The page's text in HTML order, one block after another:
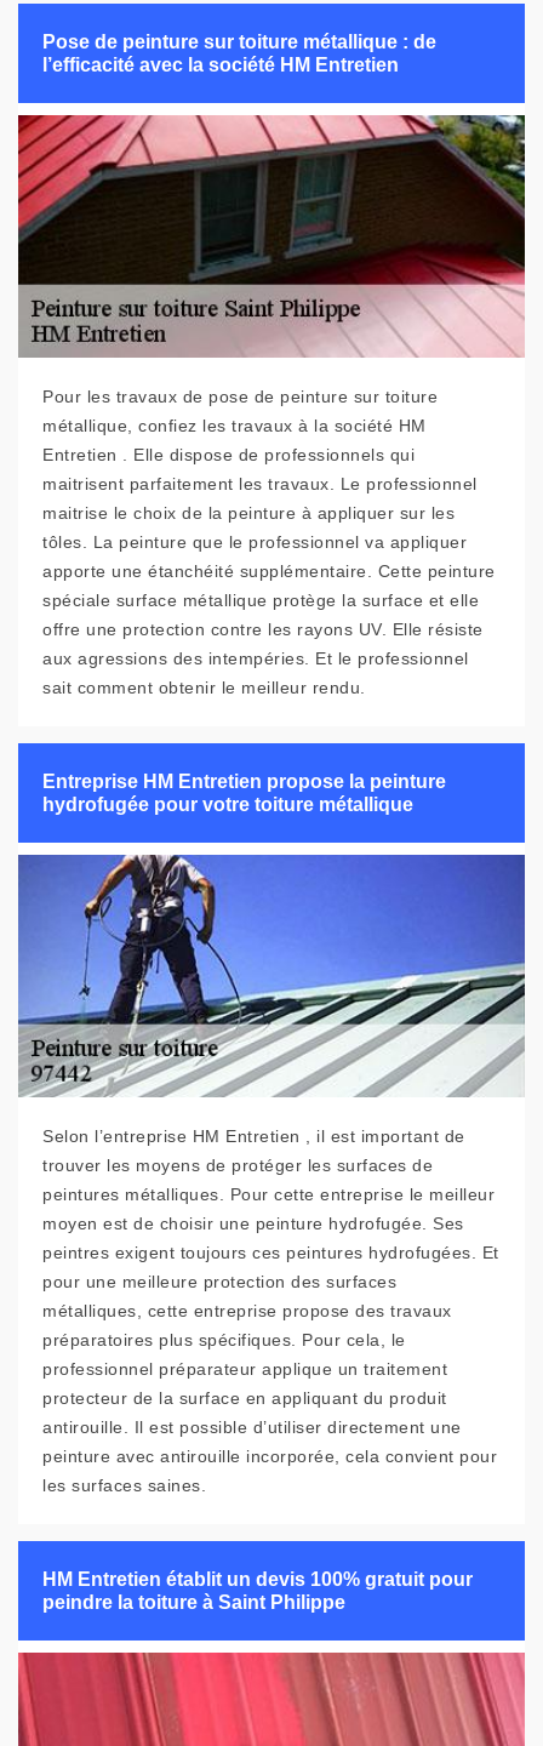
Pose de peinture sur toiture métallique : de
l’efficacité avec la société HM Entretien
Pour les travaux de pose de peinture sur toiture
métallique, confiez les travaux à la société HM
Entretien . Elle dispose de professionnels qui
maitrisent parfaitement les travaux. Le professionnel
maitrise le choix de la peinture à appliquer sur les
tôles. La peinture que le professionnel va appliquer
apporte une étanchéité supplémentaire. Cette peinture
spéciale surface métallique protège la surface et elle
offre une protection contre les rayons UV. Elle résiste
aux agressions des intempéries. Et le professionnel
sait comment obtenir le meilleur rendu.
Entreprise HM Entretien propose la peinture
hydrofugée pour votre toiture métallique
Selon l’entreprise HM Entretien , il est important de
trouver les moyens de protéger les surfaces de
peintures métalliques. Pour cette entreprise le meilleur
moyen est de choisir une peinture hydrofugée. Ses
peintres exigent toujours ces peintures hydrofugées. Et
pour une meilleure protection des surfaces
métalliques, cette entreprise propose des travaux
préparatoires plus spécifiques. Pour cela, le
professionnel préparateur applique un traitement
protecteur de la surface en appliquant du produit
antirouille. Il est possible d’utiliser directement une
peinture avec antirouille incorporée, cela convient pour
les surfaces saines.
HM Entretien établit un devis 100% gratuit pour
peindre la toiture à Saint Philippe